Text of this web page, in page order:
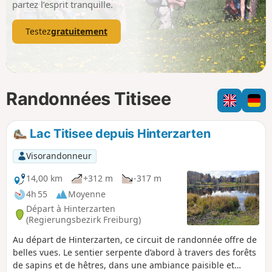
partez l’esprit tranquille.
Testezgratuitement
Randonnées Titisee
Lac Titisee depuis Hinterzarten
Visorandonneur
14,00 km
+312 m
-317 m
4h 55
Moyenne
Départ à Hinterzarten
(Regierungsbezirk Freiburg)
Au départ de Hinterzarten, ce circuit de randonnée offre de
belles vues. Le sentier serpente d’abord à travers des forêts
de sapins et de hêtres, dans une ambiance paisible et